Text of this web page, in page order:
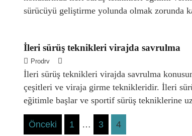
sürücüyü geliştirme yolunda olmak zorunda
İleri sürüş teknikleri virajda savrulma
Prodrv
İleri sürüş teknikleri virajda savrulma
çeşitleri ve viraja girme teknikleridir. İleri
eğitimle başlar ve sportif sürüş tekniklerine
Posts
Önceki 1 … 3 4